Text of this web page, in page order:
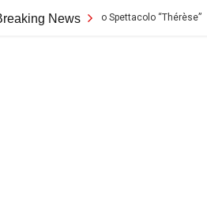
News
per lo Spettacolo “Thérèse”